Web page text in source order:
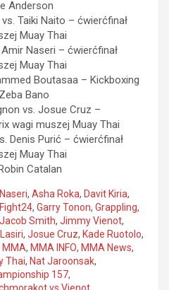
Anderson
Taiki Naito – ćwierćfinał
Muay Thai
Naseri – ćwierćfinał
Muay Thai
Boutasaa – Kickboxing
Bano
vs. Josue Cruz –
wagi muszej Muay Thai
Denis Purić – ćwierćfinał
Muay Thai
Catalan
, Asha Roka, Davit Kiria,
Fight24, Garry Tonon, Grappling,
Jacob Smith, Jimmy Vienot,
, Josue Cruz, Kade Ruotolo,
MMA, MMA INFO, MMA News,
Thai, Nat Jaroonsak,
157,